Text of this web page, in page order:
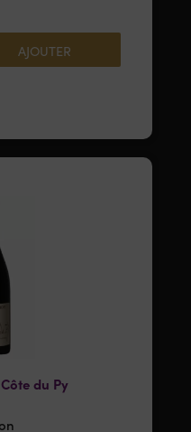
AJOUTER
du Py